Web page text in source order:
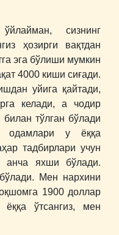
сизнинг
ҳозирги вақтдан
эга бўлиши мумкин
4000 киши сиғади.
уйига қайтади,
келади, а чодир
билан тўлган бўлади
у ёққа
тадбирлари учун
анча яхши бўлади.
Мен нархини
1900 доллар
ўтсангиз, мен